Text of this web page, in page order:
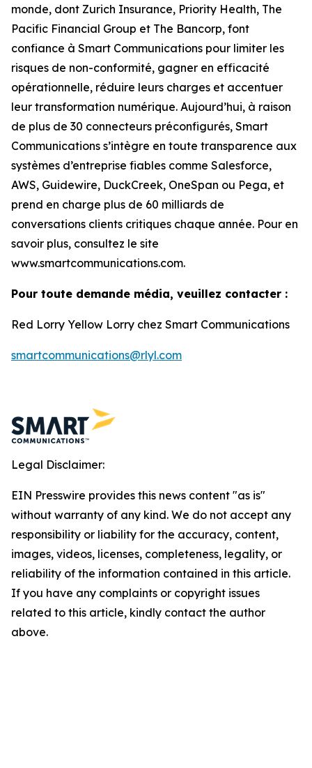
monde, dont Zurich Insurance, Priority Health, The
Pacific Financial Group et The Bancorp, font
confiance à Smart Communications pour limiter les
risques de non-conformité, gagner en efficacité
opérationnelle, réduire leurs charges et accentuer
leur transformation numérique. Aujourd’hui, à raison
de plus de 30 connecteurs préconfigurés, Smart
Communications s’intègre en toute transparence aux
systèmes d’entreprise fiables comme Salesforce,
AWS, Guidewire, DuckCreek, OneSpan ou Pega, et
prend en charge plus de 60 milliards de
conversations clients critiques chaque année. Pour en
savoir plus, consultez le site
www.smartcommunications.com.
Pour toute demande média, veuillez contacter :
Red Lorry Yellow Lorry chez Smart Communications
smartcommunications@rlyl.com
Legal Disclaimer:
EIN Presswire provides this news content "as is"
without warranty of any kind. We do not accept any
responsibility or liability for the accuracy, content,
images, videos, licenses, completeness, legality, or
reliability of the information contained in this article.
If you have any complaints or copyright issues
related to this article, kindly contact the author
above.